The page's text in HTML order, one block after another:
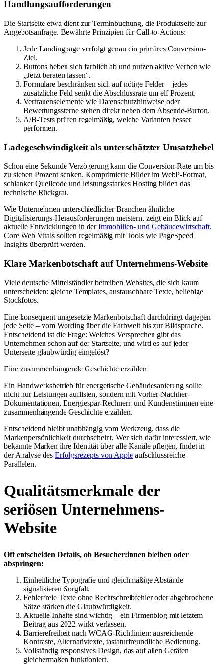
Handlungsaufforderungen
Die Startseite etwa dient zur Terminbuchung, die Produktseite zur
Angebotsanfrage. Bewährte Prinzipien für Call-to-Actions:
Jede Landingpage verfolgt genau ein primäres Conversion-
Ziel.
Buttons heben sich farblich ab und nutzen aktive Verben wie
„Jetzt beraten lassen“.
Formulare beschränken sich auf nötige Felder – jedes
zusätzliche Feld senkt die Abschlussrate um elf Prozent.
Vertrauenselemente wie Datenschutzhinweise oder
Bewertungssterne stehen direkt neben dem Absende-Button.
A/B-Tests prüfen regelmäßig, welche Varianten besser
performen.
Ladegeschwindigkeit als unterschätzter Umsatzhebel
Schon eine Sekunde Verzögerung kann die Conversion-Rate um bis
zu sieben Prozent senken. Komprimierte Bilder im WebP-Format,
schlanker Quellcode und leistungsstarkes Hosting bilden das
technische Rückgrat.
Wie Unternehmen unterschiedlicher Branchen ähnliche
Digitalisierungs-Herausforderungen meistern, zeigt ein Blick auf
aktuelle Entwicklungen in derImmobilien- und Gebäudewirtschaft.
Core Web Vitals sollten regelmäßig mit Tools wie PageSpeed
Insights überprüft werden.
Klare Markenbotschaft auf Unternehmens-Website
Viele deutsche Mittelständler betreiben Websites, die sich kaum
unterscheiden: gleiche Templates, austauschbare Texte, beliebige
Stockfotos.
Eine konsequent umgesetzte Markenbotschaft durchdringt dagegen
jede Seite – vom Wording über die Farbwelt bis zur Bildsprache.
Entscheidend ist die Frage: Welches Versprechen gibt das
Unternehmen schon auf der Startseite, und wird es auf jeder
Unterseite glaubwürdig eingelöst?
Eine zusammenhängende Geschichte erzählen
Ein Handwerksbetrieb für energetische Gebäudesanierung sollte
nicht nur Leistungen auflisten, sondern mit Vorher-Nachher-
Dokumentationen, Energiespar-Rechnern und Kundenstimmen eine
zusammenhängende Geschichte erzählen.
Entscheidend bleibt unabhängig vom Werkzeug, dass die
Markenpersönlichkeit durchscheint. Wer sich dafür interessiert, wie
bekannte Marken ihre Identität über alle Kanäle pflegen, findet in
der Analyse des Erfolgsrezepts von Apple aufschlussreiche
Parallelen.
Qualitätsmerkmale der
seriösen Unternehmens-
Website
Oft entscheiden Details, ob Besucher:innen bleiben oder
abspringen:
Einheitliche Typografie und gleichmäßige Abstände
signalisieren Sorgfalt.
Fehlerfreie Texte ohne Rechtschreibfehler oder abgebrochene
Sätze stärken die Glaubwürdigkeit.
Aktuelle Inhalte sind wichtig – ein Firmenblog mit letztem
Beitrag aus 2022 wirkt verlassen.
Barrierefreiheit nach WCAG-Richtlinien: ausreichende
Kontraste, Alternativtexte, tastaturfreundliche Bedienung.
Vollständig responsives Design, das auf allen Geräten
gleichermaßen funktioniert.